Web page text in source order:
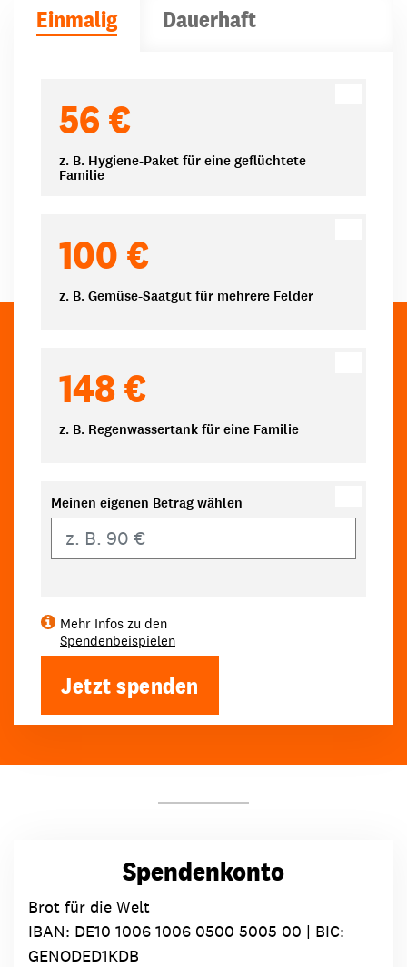
Einmalig Dauerhaft
56 €
z. B. Hygiene-Paket für eine geflüchtete
Familie
100 €
z. B. Gemüse-Saatgut für mehrere Felder
148 €
z. B. Regenwassertank für eine Familie
Meinen eigenen Betrag wählen
Mehr Infos zu den
Spendenbeispielen
Jetzt spenden
Spendenkonto
Brot für die Welt
IBAN: DE10 1006 1006 0500 5005 00 | BIC:
GENODED1KDB